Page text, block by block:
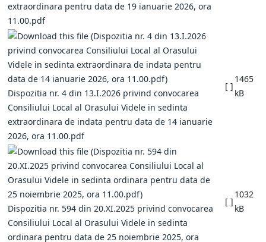
extraordinara pentru data de 19 ianuarie 2026, ora
11.00.pdf
Dispozitia nr. 4 din 13.I.2026 privind convocarea
Consiliului Local al Orasului Videle in sedinta
extraordinara de indata pentru data de 14 ianuarie
2026, ora 11.00.pdf
[ ]
1465
kB
Dispozitia nr. 594 din 20.XI.2025 privind convocarea
Consiliului Local al Orasului Videle in sedinta
ordinara pentru data de 25 noiembrie 2025, ora
[ ]
1032
kB